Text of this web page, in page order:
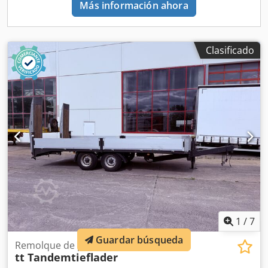
Más información ahora
Clasificado
1 /7
Remolque de plataforma baja
tt Tandemtieflader
Guardar búsqueda